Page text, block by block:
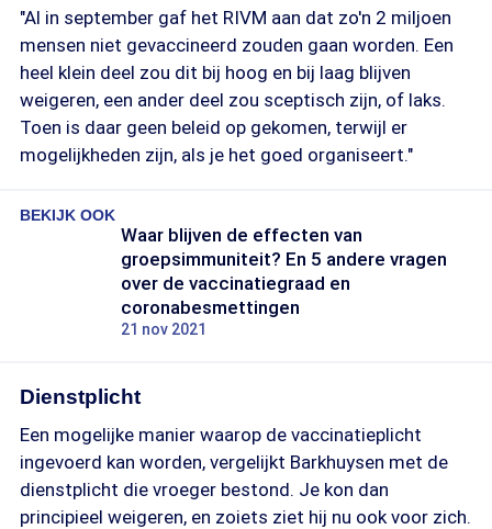
"Al in september gaf het RIVM aan dat zo'n 2 miljoen
mensen niet gevaccineerd zouden gaan worden. Een
heel klein deel zou dit bij hoog en bij laag blijven
weigeren, een ander deel zou sceptisch zijn, of laks.
Toen is daar geen beleid op gekomen, terwijl er
mogelijkheden zijn, als je het goed organiseert."
BEKIJK OOK
Waar blijven de effecten van
groepsimmuniteit? En 5 andere vragen
over de vaccinatiegraad en
coronabesmettingen
21 nov 2021
Dienstplicht
Een mogelijke manier waarop de vaccinatieplicht
ingevoerd kan worden, vergelijkt Barkhuysen met de
dienstplicht die vroeger bestond. Je kon dan
principieel weigeren, en zoiets ziet hij nu ook voor zich.